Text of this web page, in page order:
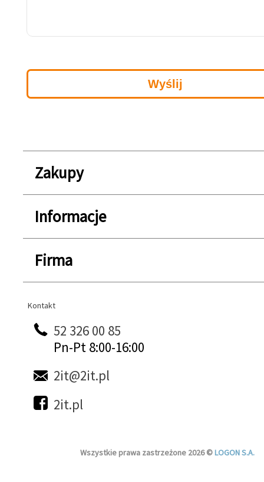
Zakupy
Informacje
Firma
Kontakt
Kontakt
52 326 00 85
Pn-Pt 8:00-16:00
2it@2it.pl
2it.pl
Wszystkie prawa zastrzeżone 2026 ©LOGON S.A.